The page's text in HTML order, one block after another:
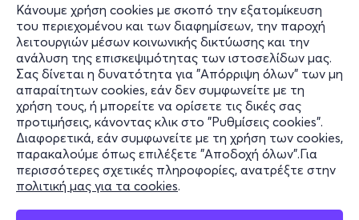
Κάνουμε χρήση cookies με σκοπό την εξατομίκευση
του περιεχομένου και των διαφημίσεων, την παροχή
λειτουργιών μέσων κοινωνικής δικτύωσης και την
ανάλυση της επισκεψιμότητας των ιστοσελίδων μας.
Σας δίνεται η δυνατότητα για "Απόρριψη όλων" των μη
απαραίτητων cookies, εάν δεν συμφωνείτε με τη
χρήση τους, ή μπορείτε να ορίσετε τις δικές σας
προτιμήσεις, κάνοντας κλικ στο "Ρυθμίσεις cookies".
Διαφορετικά, εάν συμφωνείτε με τη χρήση των cookies,
παρακαλούμε όπως επιλέξετε "Αποδοχή όλων".Για
περισσότερες σχετικές πληροφορίες, ανατρέξτε στην
πολιτική μας για τα cookies.